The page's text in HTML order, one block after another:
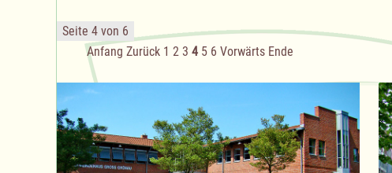
Seite 4 von 6
Anfang Zurück 1 2 3 4 5 6 Vorwärts Ende